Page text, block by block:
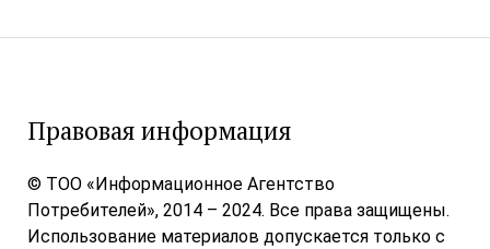
Правовая информация
© ТОО «Информационное Агентство
Потребителей», 2014 – 2024. Все права защищены.
Использование материалов допускается только с